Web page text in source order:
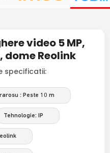
video 5 MP,
dome Reolink
specificatii:
: Peste 10 m
Tehnologie: IP